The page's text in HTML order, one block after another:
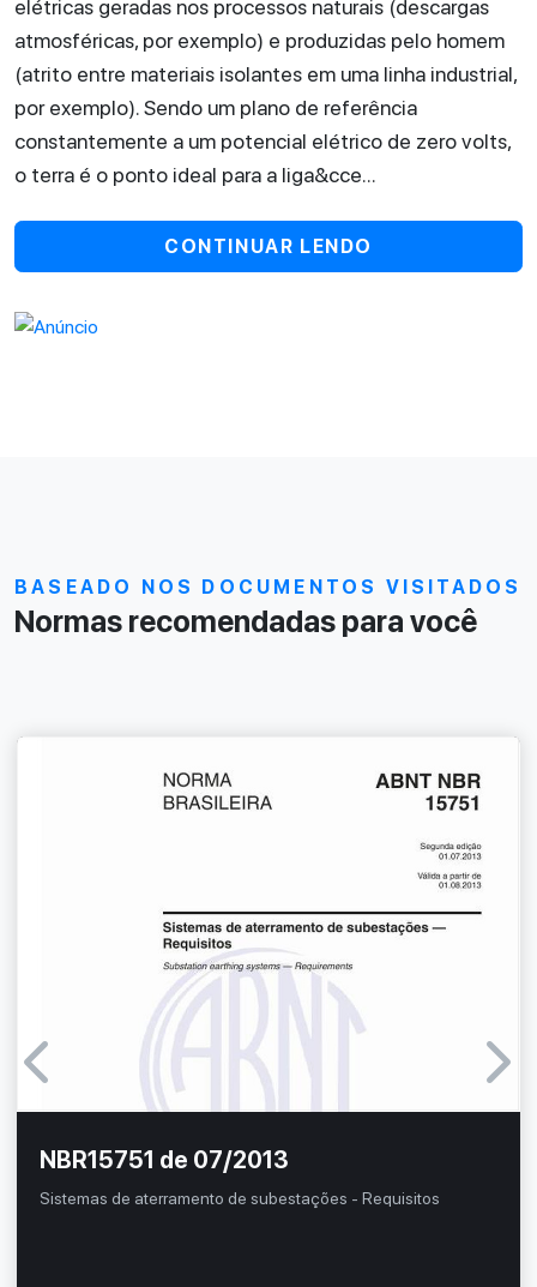
elétricas geradas nos processos naturais (descargas
atmosféricas, por exemplo) e produzidas pelo homem
(atrito entre materiais isolantes em uma linha industrial,
por exemplo). Sendo um plano de referência
constantemente a um potencial elétrico de zero volts,
o terra é o ponto ideal para a liga&cce...
CONTINUAR LENDO
BASEADO NOS DOCUMENTOS VISITADOS
Normas recomendadas para você
NBR15751 de 07/2013
Sistemas de aterramento de subestações - Requisitos